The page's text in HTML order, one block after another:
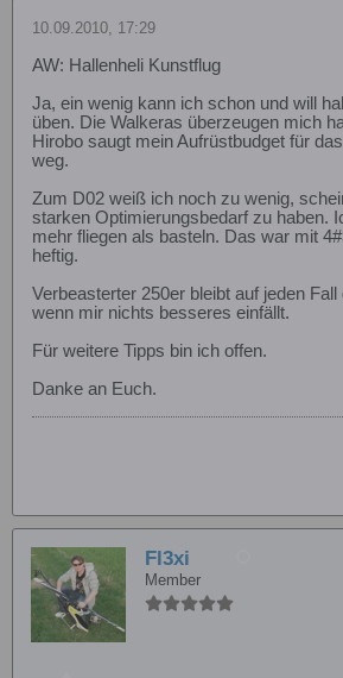
10.09.2010, 17:29
AW: Hallenheli Kunstflug
Ja, ein wenig kann ich schon und will
üben. Die Walkeras überzeugen mich
Hirobo saugt mein Aufrüstbudget für
weg.
Zum D02 weiß ich noch zu wenig,
starken Optimierungsbedarf zu haben.
mehr fliegen als basteln. Das war mit
heftig.
Verbeasterter 250er bleibt auf jeden
wenn mir nichts besseres einfällt.
Für weitere Tipps bin ich offen.
Danke an Euch.
Fl3xi
Member